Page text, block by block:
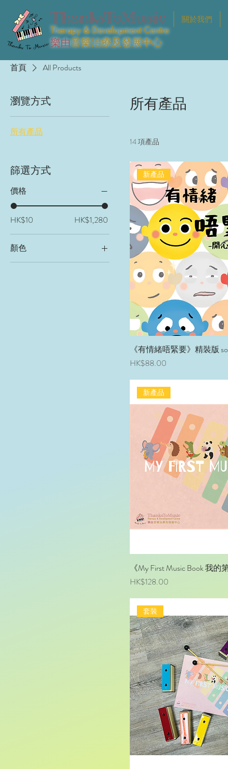
ThanksToMusic
Therapy & Development Centre
樂由音樂治療及發展中心
關於我們
首頁 All Products
瀏覽方式
所有產品
篩選方式
價格
HK$10 HK$1,280
顏色
所有產品
14 項產品
新產品
《有情緒唔緊要》精裝版
價格
HK$88.00
新產品
《My First Music Book 我
價格
HK$128.00
套裝